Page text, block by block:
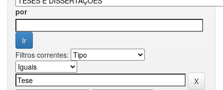
por
Filtros correntes: